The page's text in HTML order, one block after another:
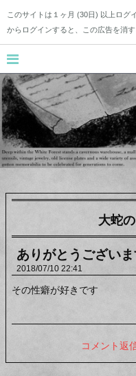
このサイトは１ヶ月 (30日) 以上ログ
からログインすると、この広告を消す
大蛇
ありがとうござい
2018 07 10 22:41
その性癖が好きです
コメント返